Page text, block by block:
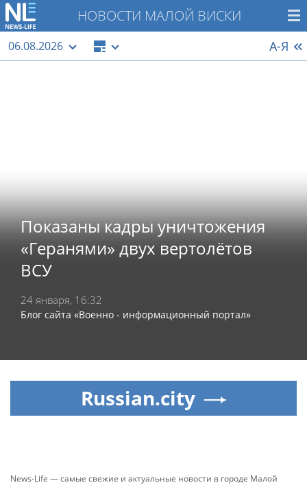
НОВОСТИ МАЛОЙ ВИСКИ
06.08.2026 А-Я
Показаны кадры уничтожения
«Геранями» двух вертолётов
ВСУ
24 января, 16:32
Блог сайта «Военно - информационный портал»
Russian.city
News-Life — самые свежие и актуальные новости в городе Малой